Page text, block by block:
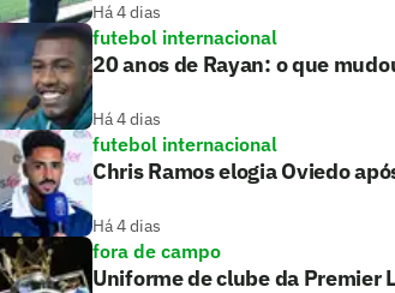
Há 4 dias
futebol internacional
20 anos de Rayan: o que
Há 4 dias
futebol internacional
Chris Ramos elogia Oviedo
Há 4 dias
fora de campo
Uniforme de clube da Premier